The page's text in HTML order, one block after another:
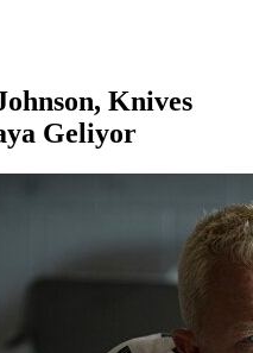
Knives
Geliyor